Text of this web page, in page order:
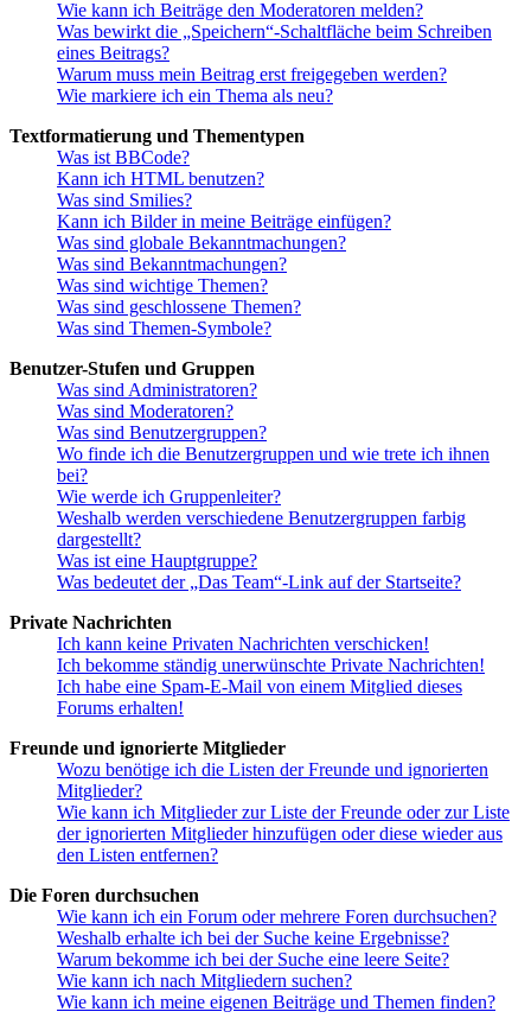
Wie kann ich Beiträge den Moderatoren melden?
Was bewirkt die „Speichern“-Schaltfläche beim Schreiben
eines Beitrags?
Warum muss mein Beitrag erst freigegeben werden?
Wie markiere ich ein Thema als neu?
Textformatierung und Thementypen
Was ist BBCode?
Kann ich HTML benutzen?
Was sind Smilies?
Kann ich Bilder in meine Beiträge einfügen?
Was sind globale Bekanntmachungen?
Was sind Bekanntmachungen?
Was sind wichtige Themen?
Was sind geschlossene Themen?
Was sind Themen-Symbole?
Benutzer-Stufen und Gruppen
Was sind Administratoren?
Was sind Moderatoren?
Was sind Benutzergruppen?
Wo finde ich die Benutzergruppen und wie trete ich ihnen
bei?
Wie werde ich Gruppenleiter?
Weshalb werden verschiedene Benutzergruppen farbig
dargestellt?
Was ist eine Hauptgruppe?
Was bedeutet der „Das Team“-Link auf der Startseite?
Private Nachrichten
Ich kann keine Privaten Nachrichten verschicken!
Ich bekomme ständig unerwünschte Private Nachrichten!
Ich habe eine Spam-E-Mail von einem Mitglied dieses
Forums erhalten!
Freunde und ignorierte Mitglieder
Wozu benötige ich die Listen der Freunde und ignorierten
Mitglieder?
Wie kann ich Mitglieder zur Liste der Freunde oder zur Liste
der ignorierten Mitglieder hinzufügen oder diese wieder aus
den Listen entfernen?
Die Foren durchsuchen
Wie kann ich ein Forum oder mehrere Foren durchsuchen?
Weshalb erhalte ich bei der Suche keine Ergebnisse?
Warum bekomme ich bei der Suche eine leere Seite?
Wie kann ich nach Mitgliedern suchen?
Wie kann ich meine eigenen Beiträge und Themen finden?